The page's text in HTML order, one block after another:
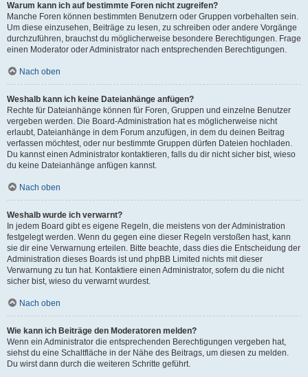
Warum kann ich auf bestimmte Foren nicht zugreifen?
Manche Foren können bestimmten Benutzern oder Gruppen vorbehalten sein.
Um diese einzusehen, Beiträge zu lesen, zu schreiben oder andere Vorgänge
durchzuführen, brauchst du möglicherweise besondere Berechtigungen. Frage
einen Moderator oder Administrator nach entsprechenden Berechtigungen.
Nach oben
Weshalb kann ich keine Dateianhänge anfügen?
Rechte für Dateianhänge können für Foren, Gruppen und einzelne Benutzer
vergeben werden. Die Board-Administration hat es möglicherweise nicht
erlaubt, Dateianhänge in dem Forum anzufügen, in dem du deinen Beitrag
verfassen möchtest, oder nur bestimmte Gruppen dürfen Dateien hochladen.
Du kannst einen Administrator kontaktieren, falls du dir nicht sicher bist, wieso
du keine Dateianhänge anfügen kannst.
Nach oben
Weshalb wurde ich verwarnt?
In jedem Board gibt es eigene Regeln, die meistens von der Administration
festgelegt werden. Wenn du gegen eine dieser Regeln verstoßen hast, kann
sie dir eine Verwarnung erteilen. Bitte beachte, dass dies die Entscheidung der
Administration dieses Boards ist und phpBB Limited nichts mit dieser
Verwarnung zu tun hat. Kontaktiere einen Administrator, sofern du die nicht
sicher bist, wieso du verwarnt wurdest.
Nach oben
Wie kann ich Beiträge den Moderatoren melden?
Wenn ein Administrator die entsprechenden Berechtigungen vergeben hat,
siehst du eine Schaltfläche in der Nähe des Beitrags, um diesen zu melden.
Du wirst dann durch die weiteren Schritte geführt.